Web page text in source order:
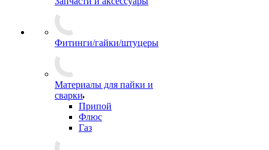
Фитинги/гайки/штуцеры
Материалы для пайки и
сварки
Припой
Флюс
Газ